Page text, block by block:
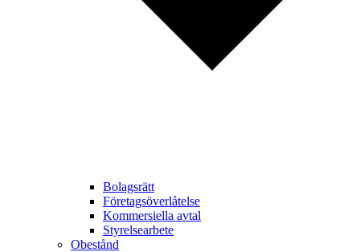
Bolagsrätt
Företagsöverlåtelse
Kommersiella avtal
Styrelsearbete
Obestånd